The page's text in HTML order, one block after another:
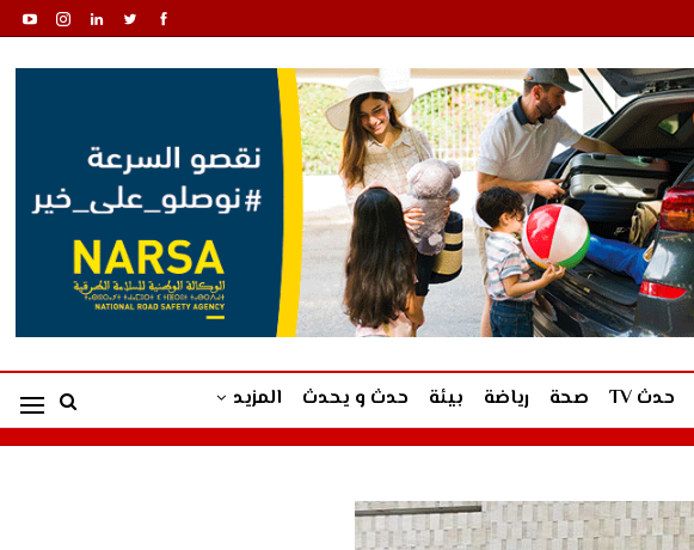
حدث TV صحة رياضة بيئة حدث و يحدث المزيد